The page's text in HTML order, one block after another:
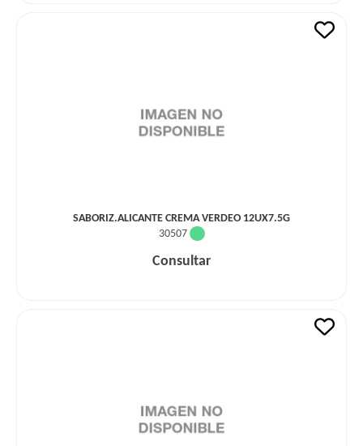
SABORIZ.ALICANTE CREMA VERDEO 12UX7.5G
30507
Consultar